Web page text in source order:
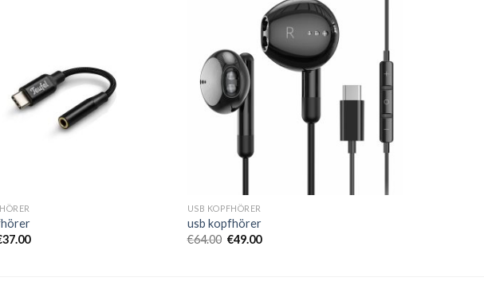
37.00
USB KOPFHÖRER
usb kopfhörer
€64.00 €49.00